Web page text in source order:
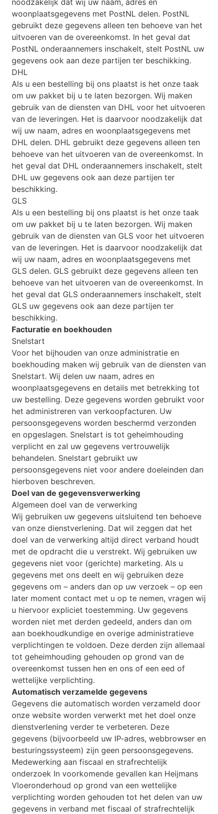
noodzakelijk dat wij uw naam, adres en
woonplaatsgegevens met PostNL delen. PostNL
gebruikt deze gegevens alleen ten behoeve van het
uitvoeren van de overeenkomst. In het geval dat
PostNL onderaannemers inschakelt, stelt PostNL uw
gegevens ook aan deze partijen ter beschikking.
DHL
Als u een bestelling bij ons plaatst is het onze taak
om uw pakket bij u te laten bezorgen. Wij maken
gebruik van de diensten van DHL voor het uitvoeren
van de leveringen. Het is daarvoor noodzakelijk dat
wij uw naam, adres en woonplaatsgegevens met
DHL delen. DHL gebruikt deze gegevens alleen ten
behoeve van het uitvoeren van de overeenkomst. In
het geval dat DHL onderaannemers inschakelt, stelt
DHL uw gegevens ook aan deze partijen ter
beschikking.
GLS
Als u een bestelling bij ons plaatst is het onze taak
om uw pakket bij u te laten bezorgen. Wij maken
gebruik van de diensten van GLS voor het uitvoeren
van de leveringen. Het is daarvoor noodzakelijk dat
wij uw naam, adres en woonplaatsgegevens met
GLS delen. GLS gebruikt deze gegevens alleen ten
behoeve van het uitvoeren van de overeenkomst. In
het geval dat GLS onderaannemers inschakelt, stelt
GLS uw gegevens ook aan deze partijen ter
beschikking.
Facturatie en boekhouden
Snelstart
Voor het bijhouden van onze administratie en
boekhouding maken wij gebruik van de diensten van
Snelstart. Wij delen uw naam, adres en
woonplaatsgegevens en details met betrekking tot
uw bestelling. Deze gegevens worden gebruikt voor
het administreren van verkoopfacturen. Uw
persoonsgegevens worden beschermd verzonden
en opgeslagen. Snelstart is tot geheimhouding
verplicht en zal uw gegevens vertrouwelijk
behandelen. Snelstart gebruikt uw
persoonsgegevens niet voor andere doeleinden dan
hierboven beschreven.
Doel van de gegevensverwerking
Algemeen doel van de verwerking
Wij gebruiken uw gegevens uitsluitend ten behoeve
van onze dienstverlening. Dat wil zeggen dat het
doel van de verwerking altijd direct verband houdt
met de opdracht die u verstrekt. Wij gebruiken uw
gegevens niet voor (gerichte) marketing. Als u
gegevens met ons deelt en wij gebruiken deze
gegevens om – anders dan op uw verzoek – op een
later moment contact met u op te nemen, vragen wij
u hiervoor expliciet toestemming. Uw gegevens
worden niet met derden gedeeld, anders dan om
aan boekhoudkundige en overige administratieve
verplichtingen te voldoen. Deze derden zijn allemaal
tot geheimhouding gehouden op grond van de
overeenkomst tussen hen en ons of een eed of
wettelijke verplichting.
Automatisch verzamelde gegevens
Gegevens die automatisch worden verzameld door
onze website worden verwerkt met het doel onze
dienstverlening verder te verbeteren. Deze
gegevens (bijvoorbeeld uw IP-adres, webbrowser en
besturingssysteem) zijn geen persoonsgegevens.
Medewerking aan fiscaal en strafrechtelijk
onderzoek In voorkomende gevallen kan Heijmans
Vloeronderhoud op grond van een wettelijke
verplichting worden gehouden tot het delen van uw
gegevens in verband met fiscaal of strafrechtelijk